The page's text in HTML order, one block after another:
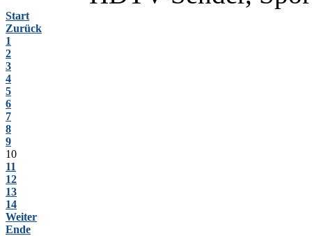
Start
Zurück
1
2
3
4
5
6
7
8
9
10
11
12
13
14
Weiter
Ende